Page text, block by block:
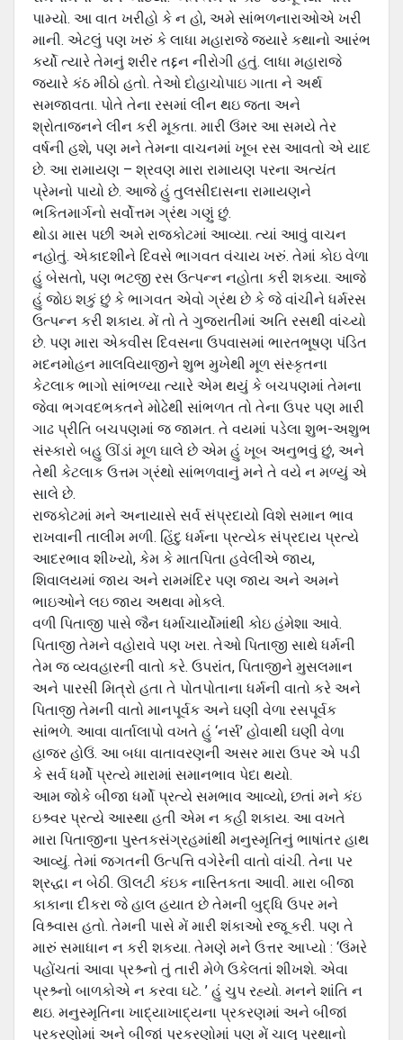
પામ્યો. આ વાત ખરીહો કે ન હો, અમે સાંભળનારાઓએ ખરી
માની. એટલું પણ ખરું કે લાધા મહારાજે જયારે કથાનો આરંભ
કર્યો ત્‍યારે તેમનું શરીર તદ્દન નીરોગી હતું. લાધા મહારાજે
જયારે કંઠ મીઠો હતો. તેઓ દોહાચોપાઇ ગાતા ને અર્થ
સમજાવતા. પોતે તેના રસમાં લીન થઇ જતા અને
શ્રોતાજનને લીન કરી મૂકતા. મારી ઉંમર આ સમયે તેર
વર્ષની હશે, પણ મને તેમના વાચનમાં ખૂબ રસ આવતો એ યાદ
છે. આ રામાયણ – શ્રવણ મારા રામાયણ પરના અત્‍યંત
પ્રેમનો પાયો છે. આજે હું તુલસીદાસના રામાયણને
ભકિતમાર્ગનો સર્વોત્તમ ગ્રંથ ગણું છું.
થોડા માસ પછી અમે રાજકોટમાં આવ્‍યા. ત્‍યાં આવું વાચન
નહોતું. એકાદશીને દિવસે ભાગવત વંચાય ખરું. તેમાં કોઇ વેળા
હું બેસતો, પણ ભટજી રસ ઉત્‍પન્‍ન નહોતા કરી શકયા. આજે
હું જોઇ શકું છું કે ભાગવત એવો ગ્રંથ છે કે જે વાંચીને ધર્મરસ
ઉત્‍પન્‍ન કરી શકાય. મેં તો તે ગુજરાતીમાં અતિ રસથી વાંચ્યો
છે. પણ મારા એકવીસ દિવસના ઉપવાસમાં ભારતભૂષણ પંડિત
મદનમોહન માલવિયાજીને શુભ મુખેથી મૂળ સંસ્‍કૃતના
કેટલાક ભાગો સાંભળ્યા ત્‍યારે એમ થયું કે બચપણમાં તેમના
જેવા ભગવદભકતને મોઢેથી સાંભળત તો તેના ઉપર પણ મારી
ગાઢ પ્રીતિ બચપણમાં જ જામત. તે વયમાં પડેલા શુભ-અશુભ
સંસ્‍કારો બહુ ઊંડાં મૂળ ઘાલે છે એમ હું ખૂબ અનુભવું છું, અને
તેથી કેટલાક ઉત્તમ ગ્રંથો સાંભળવાનું મને તે વયે ન મળ્યું એ
સાલે છે.
રાજકોટમાં મને અનાયાસે સર્વ સંપ્રદાયો વિશે સમાન ભાવ
રાખવાની તાલીમ મળી. હિંદુ ધર્મના પ્રત્‍યેક સંપ્રદાય પ્રત્‍યે
આદરભાવ શીખ્‍યો, કેમ કે માતપિતા હવેલીએ જાય,
શિવાલયમાં જાય અને રામમંદિર પણ જાય અને અમને
ભાઇઓને લઇ જાય અથવા મોકલે.
વળી પિતાજી પાસે જૈન ધર્માચાર્યોમાંથી કોઇ હંમેશા આવે.
પિતાજી તેમને વહોરાવે પણ ખરા. તેઓ પિતાજી સાથે ધર્મની
તેમ જ વ્‍યવહારની વાતો કરે. ઉપરાંત, પિતાજીને મુસલમાન
અને પારસી મિત્રો હતા તે પોતપોતાના ધર્મની વાતો કરે અને
પિતાજી તેમની વાતો માનપૂર્વક અને ઘણી વેળા રસપૂર્વક
સાંભળે. આવા વાર્તાલાપો વખતે હું ‘નર્સ’ હોવાથી ઘણી વેળા
હાજર હોઉં. આ બધા વાતાવરણની અસર મારા ઉપર એ પડી
કે સર્વ ધર્મો પ્રત્યે મારામાં સમાનભાવ પેદા થયો.
આમ જોકે બીજા ધર્મો પ્રત્‍યે સમભાવ આવ્‍યો, છતાં મને કંઇ
ઇશ્ર્વર પ્રત્‍યે આસ્‍થા હતી એમ ન કહી શકાય. આ વખતે
મારા પિતાજીના પુસ્‍તકસંગ્રહમાંથી મનુસ્‍મૃતિનું ભાષાંતર હાથ
આવ્‍યું. તેમાં જગતની ઉત્પત્તિ વગેરેની વાતો વાંચી. તેના પર
શ્રદ્ધા ન બેઠી. ઊલટી કંઇક નાસ્તિકતા આવી. મારા બીજા
કાકાના દીકરા જે હાલ હયાત છે તેમની બુદ્ધિ ઉપર મને
વિશ્ર્વાસ હતો. તેમની પાસે મેં મારી શંકાઓ રજૂ કરી. પણ તે
મારું સમાધાન ન કરી શકયા. તેમણે મને ઉત્તર આપ્‍યો : ‘ઉંમરે
પહોંચતાં આવા પ્રશ્ર્નો તું તારી મેળે ઉકેલતાં શીખશે. એવા
પ્રશ્ર્નો બાળકોએ ન કરવા ઘટે. ’ હું ચુપ રહ્યો. મનને શાંતિ ન
થઇ. મનુસ્‍મૃતિના ખાદ્યાખાદ્યના પ્રકરણમાં અને બીજાં
પ્રકરણોમાં અને બીજાં પ્રકરણોમાં પણ મેં ચાલુ પ્રથાનો